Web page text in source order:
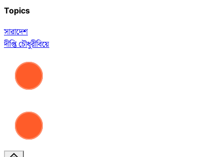
Topics
সারাদেশ
দীপ্তি চৌধুরীবিয়ে